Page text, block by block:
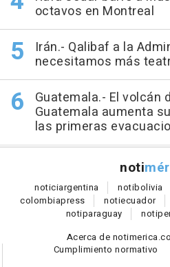
octavos en Montreal
Irán.- Qalibaf a la
necesitamos más
Guatemala.- El volcán
Guatemala aumenta
las primeras
noti
noticiargentina notibolivia
colombiapress notiecuador
notiparaguay noti
Acerca de
Cumplimiento normativo